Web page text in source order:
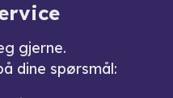
gjerne.
dine spørsmål: